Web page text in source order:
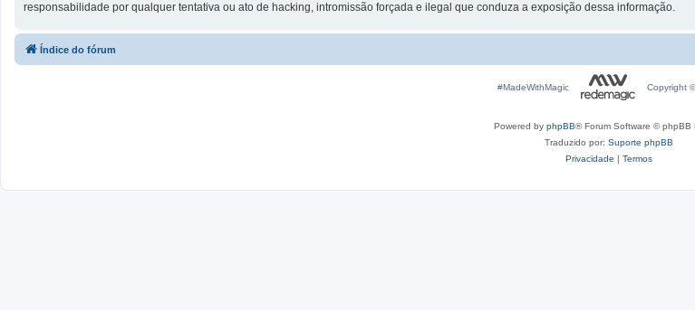
responsabilidade por qualquer tentativa ou ato de hacking, intromissão forçada e ilegal que conduza a exposição dessa informação.
Índice do fórum
#MadeWithMagic Copyright
Powered by phpBB® Forum Software © phpBB
Traduzido por: Suporte phpBB
Privacidade | Termos